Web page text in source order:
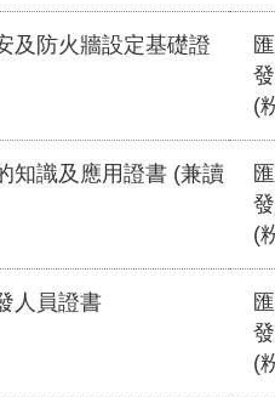
及防火牆設定基礎證
(
知識及應用證書 (兼讀
(
人員證書
(